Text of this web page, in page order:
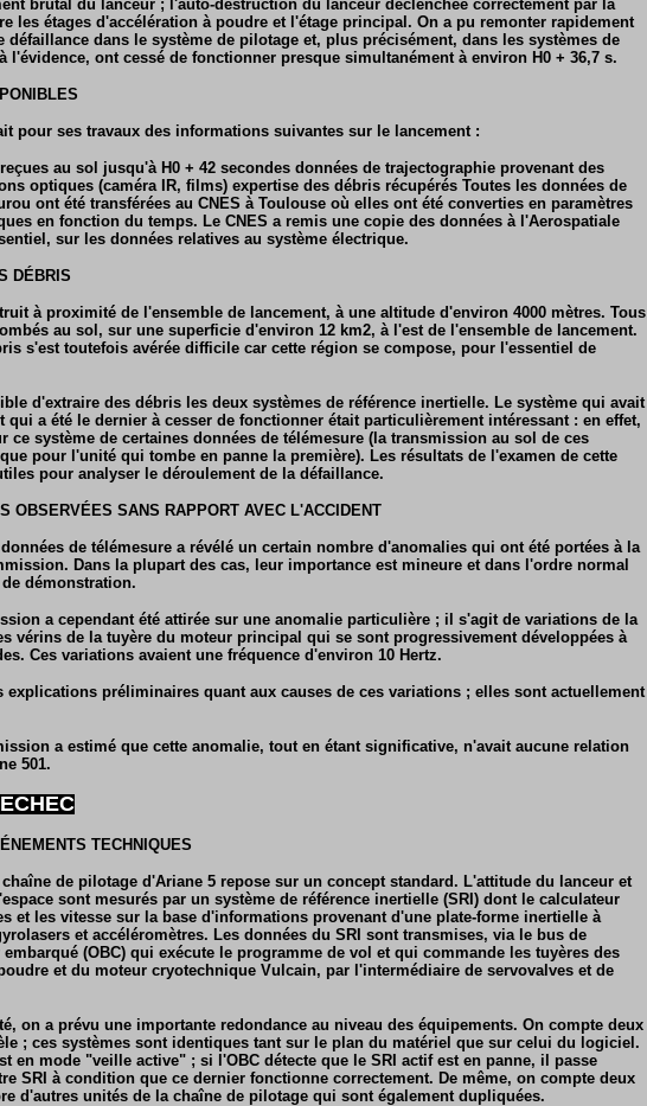
brutal du lanceur ; l'auto-destruction du lanceur déclenchée correctement par la
les étages d'accélération à poudre et l'étage principal. On a pu remonter rapidement
défaillance dans le système de pilotage et, plus précisément, dans les systèmes de
l'évidence, ont cessé de fonctionner presque simultanément à environ H0 + 36,7 s.
pour ses travaux des informations suivantes sur le lancement :
au sol jusqu'à H0 + 42 secondes données de trajectographie provenant des
optiques (caméra IR, films) expertise des débris récupérés Toutes les données de
ont été transférées au CNES à Toulouse où elles ont été converties en paramètres
en fonction du temps. Le CNES a remis une copie des données à l'Aerospatiale
sur les données relatives au système électrique.
DÉBRIS
à proximité de l'ensemble de lancement, à une altitude d'environ 4000 mètres. Tous
au sol, sur une superficie d'environ 12 km2, à l'est de l'ensemble de lancement.
s'est toutefois avérée difficile car cette région se compose, pour l'essentiel de
d'extraire des débris les deux systèmes de référence inertielle. Le système qui avait
qui a été le dernier à cesser de fonctionner était particulièrement intéressant : en effet,
ce système de certaines données de télémesure (la transmission au sol de ces
pour l'unité qui tombe en panne la première). Les résultats de l'examen de cette
pour analyser le déroulement de la défaillance.
OBSERVÉES SANS RAPPORT AVEC L'ACCIDENT
de télémesure a révélé un certain nombre d'anomalies qui ont été portées à la
Dans la plupart des cas, leur importance est mineure et dans l'ordre normal
démonstration.
a cependant été attirée sur une anomalie particulière ; il s'agit de variations de la
vérins de la tuyère du moteur principal qui se sont progressivement développées à
Ces variations avaient une fréquence d'environ 10 Hertz.
explications préliminaires quant aux causes de ces variations ; elles sont actuellement
a estimé que cette anomalie, tout en étant significative, n'avait aucune relation
501.
TECHNIQUES
chaîne de pilotage d'Ariane 5 repose sur un concept standard. L'attitude du lanceur et
sont mesurés par un système de référence inertielle (SRI) dont le calculateur
et les vitesse sur la base d'informations provenant d'une plate-forme inertielle à
et accéléromètres. Les données du SRI sont transmises, via le bus de
(OBC) qui exécute le programme de vol et qui commande les tuyères des
et du moteur cryotechnique Vulcain, par l'intermédiaire de servovalves et de
on a prévu une importante redondance au niveau des équipements. On compte deux
; ces systèmes sont identiques tant sur le plan du matériel que sur celui du logiciel.
en mode "veille active" ; si l'OBC détecte que le SRI actif est en panne, il passe
SRI à condition que ce dernier fonctionne correctement. De même, on compte deux
d'autres unités de la chaîne de pilotage qui sont également dupliquées.